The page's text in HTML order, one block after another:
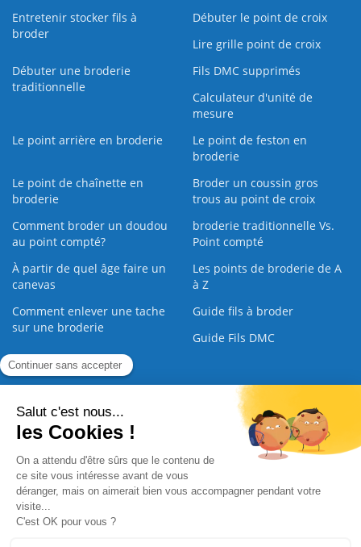
Entretenir stocker fils à
broder
Débuter le point de croix
Lire grille point de croix
Débuter une broderie
traditionnelle
Fils DMC supprimés
Calculateur d'unité de
mesure
Le point arrière en broderie
Le point de feston en
broderie
Le point de chaînette en
broderie
Broder un coussin gros
trous au point de croix
Comment broder un doudou
au point compté?
broderie traditionnelle Vs.
Point compté
À partir de quel âge faire un
canevas
Les points de broderie de A
à Z
Comment enlever une tache
sur une broderie
Guide fils à broder
Guide Fils DMC
Guide de la Broderie
Commande Papier Qui sommes nous Nous contacter |
Paiement sécurisé